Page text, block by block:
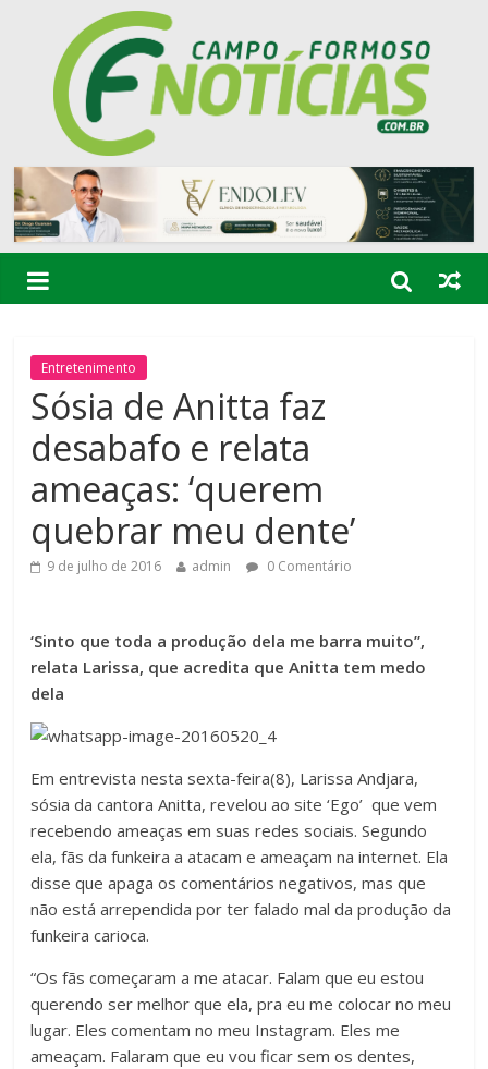
Entretenimento
Sósia de Anitta faz
desabafo e relata
ameaças: ‘querem
quebrar meu dente’
9 de julho de 2016 admin 0 Comentário
‘Sinto que toda a produção dela me barra muito”,
relata Larissa, que acredita que Anitta tem medo
dela
Em entrevista nesta sexta-feira(8), Larissa Andjara,
sósia da cantora Anitta, revelou ao site ‘Ego’ que vem
recebendo ameaças em suas redes sociais. Segundo
ela, fãs da funkeira a atacam e ameaçam na internet. Ela
disse que apaga os comentários negativos, mas que
não está arrependida por ter falado mal da produção da
funkeira carioca.
“Os fãs começaram a me atacar. Falam que eu estou
querendo ser melhor que ela, pra eu me colocar no meu
lugar. Eles comentam no meu Instagram. Eles me
ameaçam. Falaram que eu vou ficar sem os dentes,